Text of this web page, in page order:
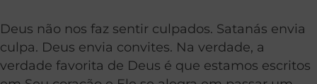
Deus não nos faz sentir culpados. Satanás envia
culpa. Deus envia convites. Na verdade, a
verdade favorita de Deus é que estamos escritos